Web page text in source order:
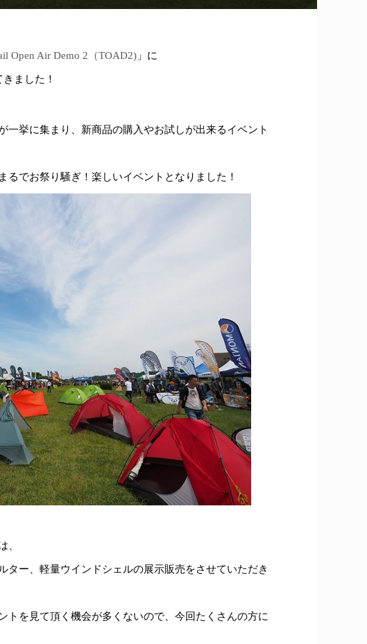
Open Air Demo 2（TOAD2) 」に
ました！
一挙に集まり、新商品の購入やお試しが出来るイベント
でお祭り騒ぎ！楽しいイベントとなりました！
、
ター、軽量ウインドシェルの展示販売をさせていただき
トを見て頂く機会が多くないので、今回たくさんの方に